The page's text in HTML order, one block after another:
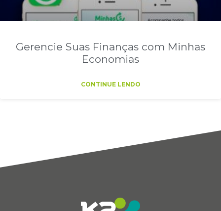
Gerencie Suas Finanças com Minhas
Economias
CONTINUE LENDO